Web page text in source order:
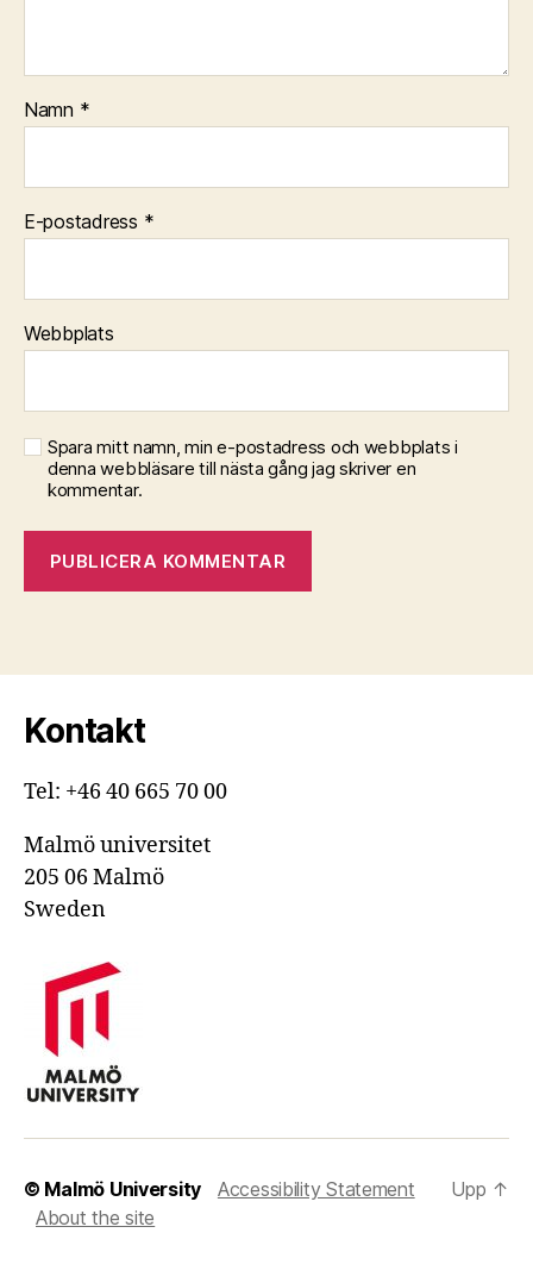
Namn *
E-postadress *
Webbplats
Spara mitt namn, min e-postadress och webbplats i
denna webbläsare till nästa gång jag skriver en
kommentar.
Kontakt
Tel: +46 40 665 70 00
Malmö universitet
205 06 Malmö
Sweden
© Malmö University
Accessibility Statement
About the site
Upp ↑